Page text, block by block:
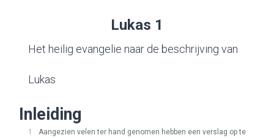
Lukas 1
Het heilig evangelie naar de beschrijving van
Lukas
Inleiding
1
Aangezien velen ter hand genomen hebben een verslag op te